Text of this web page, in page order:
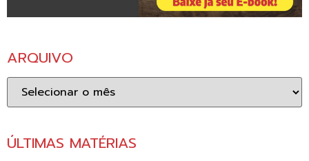
ARQUIVO
Arquivo
ÚLTIMAS MATÉRIAS